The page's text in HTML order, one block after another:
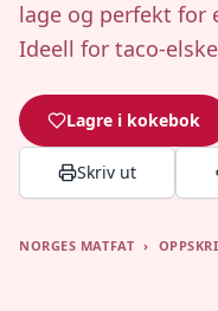
lage og perfekt for
Ideell for taco-
Lagre i kokebok
Skriv ut
NORGES MATFAT ›